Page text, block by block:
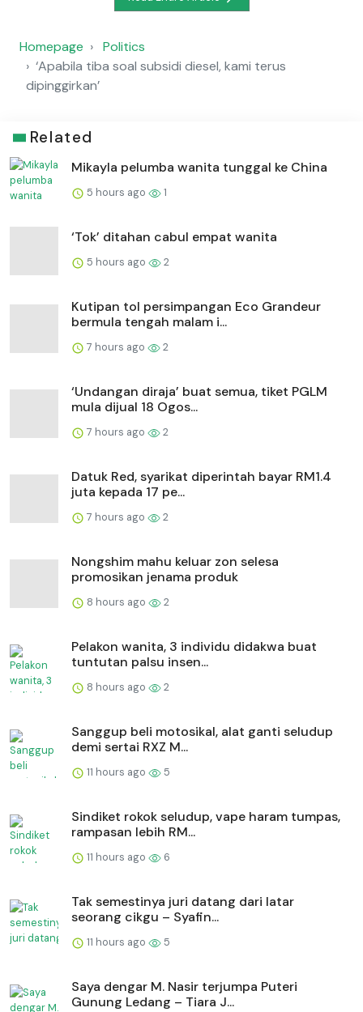
Homepage
Politics
‘Apabila tiba soal subsidi diesel, kami terus
dipinggirkan’
Related
Mikayla pelumba wanita tunggal ke China
5 hours ago 1
‘Tok’ ditahan cabul empat wanita
5 hours ago 2
Kutipan tol persimpangan Eco Grandeur
bermula tengah malam i...
7 hours ago 2
‘Undangan diraja’ buat semua, tiket PGLM
mula dijual 18 Ogos...
7 hours ago 2
Datuk Red, syarikat diperintah bayar RM1.4
juta kepada 17 pe...
7 hours ago 2
Nongshim mahu keluar zon selesa
promosikan jenama produk
8 hours ago 2
Pelakon wanita, 3 individu didakwa buat
tuntutan palsu insen...
8 hours ago 2
Sanggup beli motosikal, alat ganti seludup
demi sertai RXZ M...
11 hours ago 5
Sindiket rokok seludup, vape haram tumpas,
rampasan lebih RM...
11 hours ago 6
Tak semestinya juri datang dari latar
seorang cikgu – Syafin...
11 hours ago 5
Saya dengar M. Nasir terjumpa Puteri
Gunung Ledang – Tiara J...